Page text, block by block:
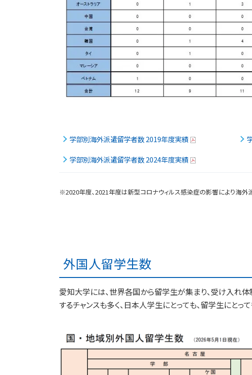
学部別海外派遣留学者数 2019年度実績
学部別海外派遣留学者数 2024年度実績
※2020年度、2021年度は新型コロナウィルス感染症の影響により海外
外国人留学生数
愛知大学には、世界各国から留学生が集まり、受け入れ体
するチャンスも多く、日本人学生にとっても、留学生にとっ